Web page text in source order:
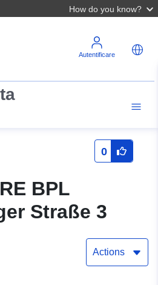
How do you know?
Autentificare
0
BPL
Straße 3
Actions